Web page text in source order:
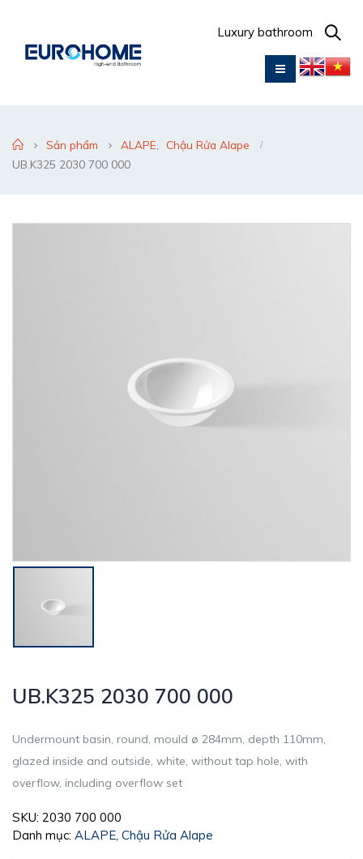
Luxury bathroom
Sản phẩm ALAPE
Chậu Rửa Alape
UB.K325 2030 700 000
UB.K325 2030 700 000
Undermount basin, round, mould ø 284mm, depth 110mm,
glazed inside and outside, white, without tap hole, with
overflow, including overflow set
SKU: 2030 700 000
Danh mục: ALAPE Chậu Rửa Alape